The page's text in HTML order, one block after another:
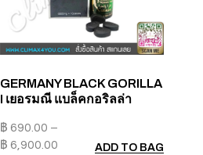
GERMANY BLACK GORILLA
I เยอรมณี แบล็คกอริลล่า
฿ 690.00 –
฿ 6,900.00 ADD TO BAG